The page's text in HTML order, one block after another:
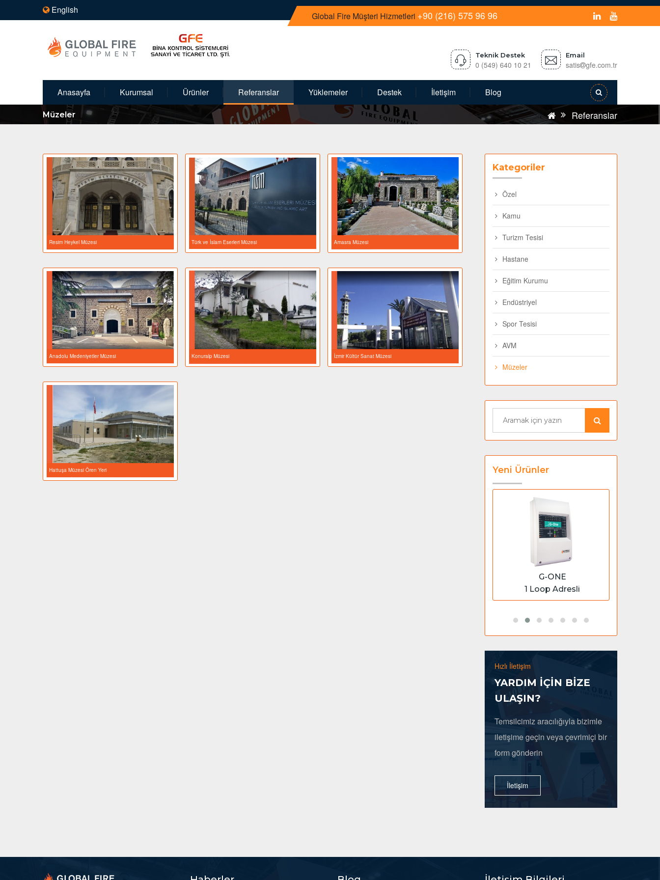
English
Global Fire Müşteri Hizmetleri +90 (216) 575 96 96
Teknik Destek
0 (549) 640 10 21
Email
satis gfe.com.tr
Anasayfa Kurumsal Ürünler Referanslar Yüklemeler Destek İletişim Blog
Müzeler Referanslar
Resim Heykel Müzesi
Resim Heykel Müzesi Türk ve İslam Eserleri Müzesi
Türk ve İslam Eserleri
Müzesi
Amasra Müzesi
Amasra Müzesi
Anadolu Medeniyetler Müzesi
Anadolu Medeniyetler
Müzesi
Konuralp Müzesi
Konuralp Müzesi İzmir Kültür Sanat Müzesi
İzmir Kültür Sanat Müzesi
Hattuşa Müzesi Ören Yeri
Hattuşa Müzesi Ören Yeri
Kategoriler
Özel
Kamu
Turizm Tesisi
Hastane
Eğitim Kurumu
Endüstriyel
Spor Tesisi
AVM
Müzeler
Yeni Ürünler
G-ONE
1 Loop Adresli
Hızlı İletişim
YARDIM İÇİN BİZE
ULAŞIN?
Temsilcimiz aracılığıyla bizimle
iletişime geçin veya çevrimiçi bir
form gönderin
İletişim